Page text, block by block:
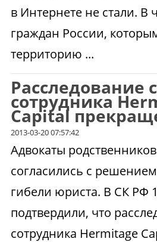
в Интернете не стали. В
граждан России,
территорию ...
Расследование
сотрудника
Сapital
2013-03-20 07:57:42
Адвокаты
согласились с
гибели юриста. В СК РФ
подтвердили, что
сотрудника Hermitagе